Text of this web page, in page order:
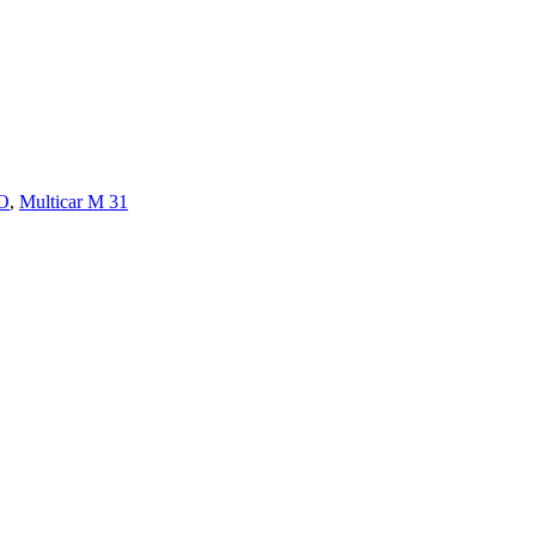
, Multicar M 31